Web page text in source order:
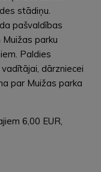
stādiņu.
pašvaldības
parku
Paldies
dārzniecei
par Muižas parka
6,00 EUR,